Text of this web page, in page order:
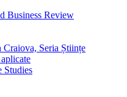
Business Review
Seria Științe
Studies